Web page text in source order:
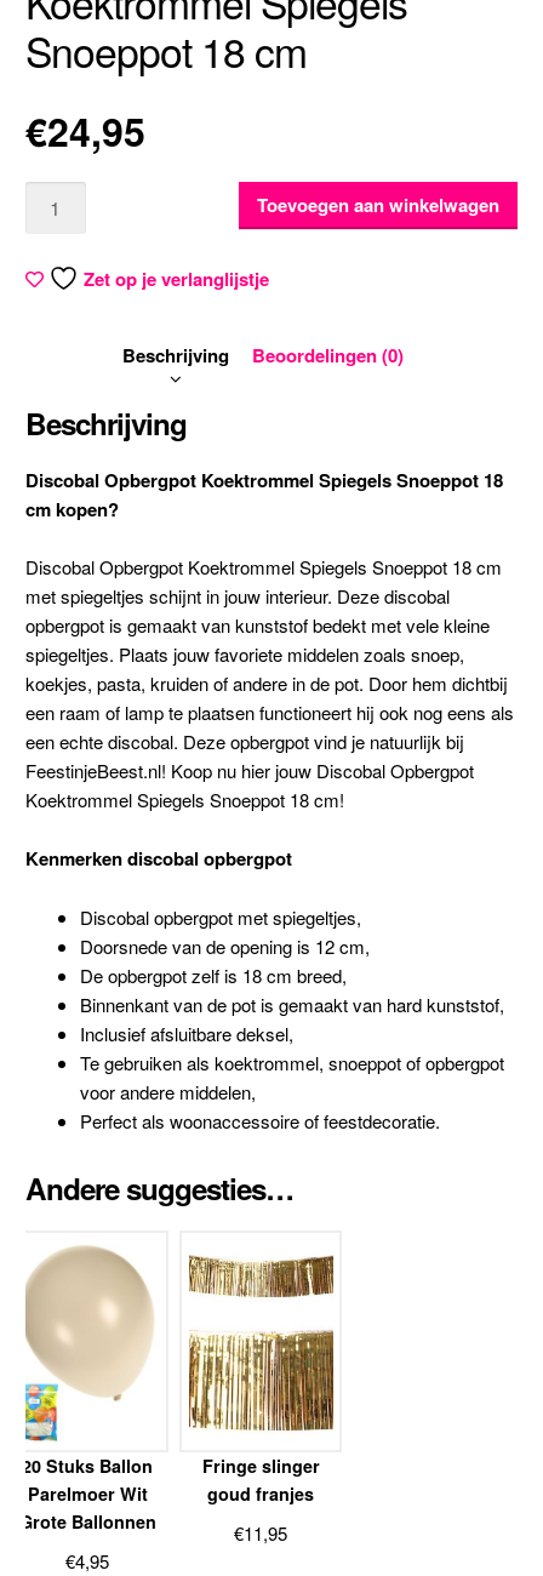
Snoeppot 18 cm
€24,95
Toevoegen aan winkelwagen
Zet op je verlanglijstje
Beschrijving Beoordelingen (0)
Beschrijving
Discobal Opbergpot Koektrommel Spiegels Snoeppot 18
cm kopen?
Discobal Opbergpot Koektrommel Spiegels Snoeppot 18 cm
met spiegeltjes schijnt in jouw interieur. Deze discobal
opbergpot is gemaakt van kunststof bedekt met vele kleine
spiegeltjes. Plaats jouw favoriete middelen zoals snoep,
koekjes, pasta, kruiden of andere in de pot. Door hem dichtbij
een raam of lamp te plaatsen functioneert hij ook nog eens als
een echte discobal. Deze opbergpot vind je natuurlijk bij
FeestinjeBeest.nl! Koop nu hier jouw Discobal Opbergpot
Koektrommel Spiegels Snoeppot 18 cm!
Kenmerken discobal opbergpot
Discobal opbergpot met spiegeltjes,
Doorsnede van de opening is 12 cm,
De opbergpot zelf is 18 cm breed,
Binnenkant van de pot is gemaakt van hard kunststof,
Inclusief afsluitbare deksel,
Te gebruiken als koektrommel, snoeppot of opbergpot
voor andere middelen,
Perfect als woonaccessoire of feestdecoratie.
Andere suggesties…
20 Stuks Ballon
Parelmoer Wit
Grote Ballonnen
€4,95
Fringe slinger
goud franjes
€11,95